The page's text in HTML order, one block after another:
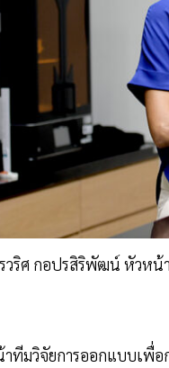
วริศ กอปรสิริพัฒน์ หัวหน้
ทีมวิจัยการออกแบบเพื่อ